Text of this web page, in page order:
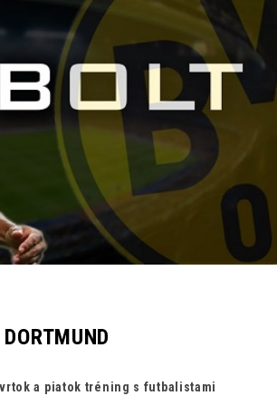
a piatok tréning s futbalistami